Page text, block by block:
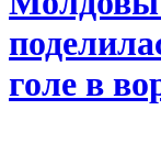
голе в